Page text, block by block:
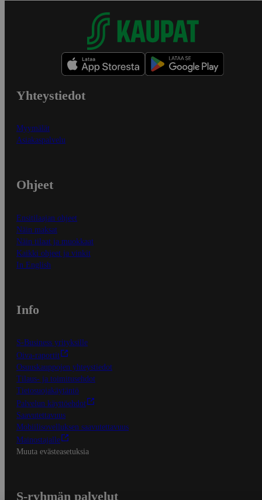
Yhteystiedot
Myymälät
Asiakaspalvelu
Ohjeet
Ensitilaajan ohjeet
Näin maksat
Näin tilaat ja muokkaat
Kaikki ohjeet ja vinkit
In English
Info
S-Business yrityksille
Oiva-raportit
Osuuskauppojen yhteystiedot
Tilaus- ja toimitusehdot
Tietosuojakäytäntö
Palvelun käyttöehdot
Saavutettavuus
Mobiilisovelluksen saavutettavuus
Mainostajalle
Muuta evästeasetuksia
S-ryhmän palvelut